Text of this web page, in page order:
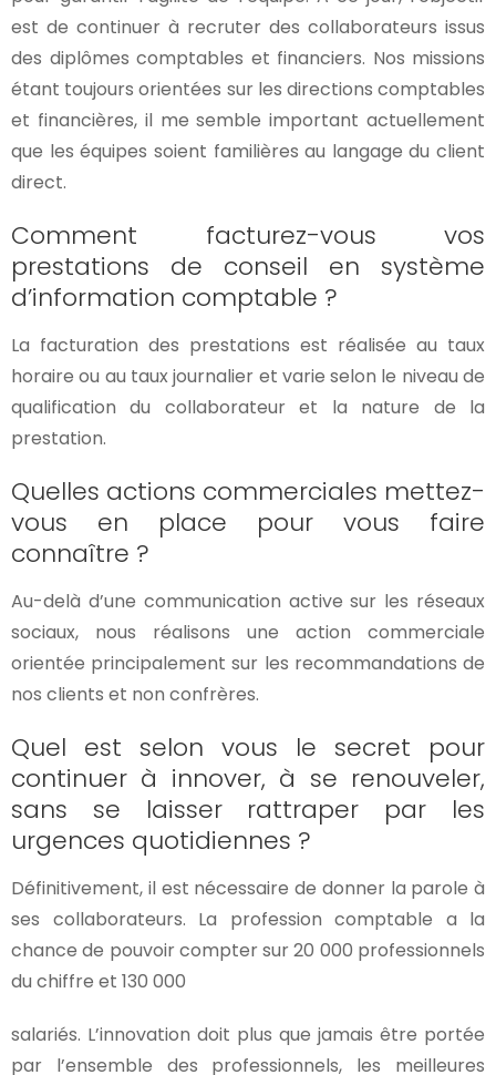
est de continuer à recruter des collaborateurs issus
des diplômes comptables et financiers. Nos missions
étant toujours orientées sur les directions comptables
et financières, il me semble important actuellement
que les équipes soient familières au langage du client
direct.
Comment facturez-vous vos
prestations de conseil en système
d’information comptable ?
La facturation des prestations est réalisée au taux
horaire ou au taux journalier et varie selon le niveau de
qualification du collaborateur et la nature de la
prestation.
Quelles actions commerciales mettez-
vous en place pour vous faire
connaître ?
Au-delà d’une communication active sur les réseaux
sociaux, nous réalisons une action commerciale
orientée principalement sur les recommandations de
nos clients et non confrères.
Quel est selon vous le secret pour
continuer à innover, à se renouveler,
sans se laisser rattraper par les
urgences quotidiennes ?
Définitivement, il est nécessaire de donner la parole à
ses collaborateurs. La profession comptable a la
chance de pouvoir compter sur 20 000 professionnels
du chiffre et 130 000
salariés. L’innovation doit plus que jamais être portée
par l’ensemble des professionnels, les meilleures